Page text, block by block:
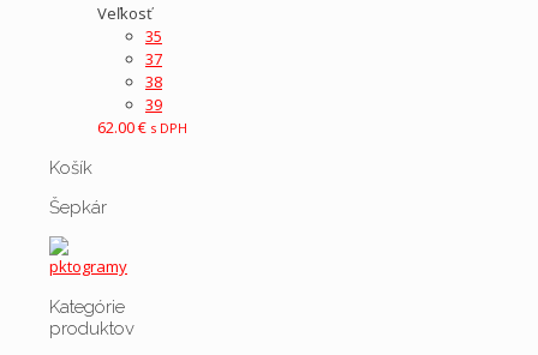
Veľkosť
35
37
38
39
62.00€ s DPH
Košík
Šepkár
Kategórie
produktov